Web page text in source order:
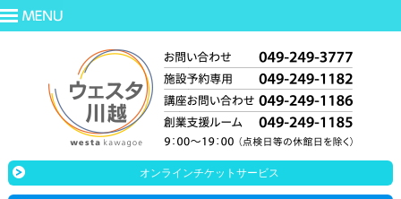
オンラインチケットサービス